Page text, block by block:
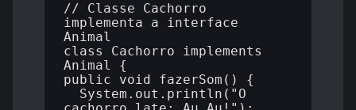
// Classe Cachorro
implementa a interface
Animal
class Cachorro implements
Animal {
public void fazerSom() {
System.out.println("O